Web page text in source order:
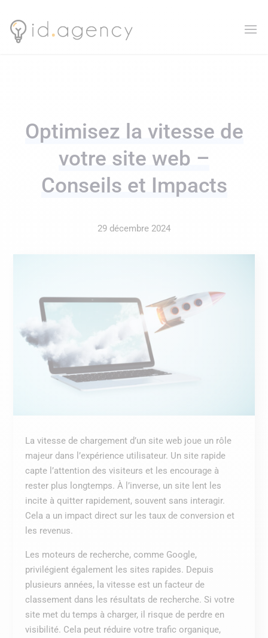
Optimisez la vitesse de
votre site web –
Conseils et Impacts
29 décembre 2024
La vitesse de chargement d’un site web joue un rôle
majeur dans l’expérience utilisateur. Un site rapide
capte l’attention des visiteurs et les encourage à
rester plus longtemps. À l’inverse, un site lent les
incite à quitter rapidement, souvent sans interagir.
Cela a un impact direct sur les taux de conversion et
les revenus.
Les moteurs de recherche, comme Google,
privilégient également les sites rapides. Depuis
plusieurs années, la vitesse est un facteur de
classement dans les résultats de recherche. Si votre
site met du temps à charger, il risque de perdre en
visibilité. Cela peut réduire votre trafic organique,